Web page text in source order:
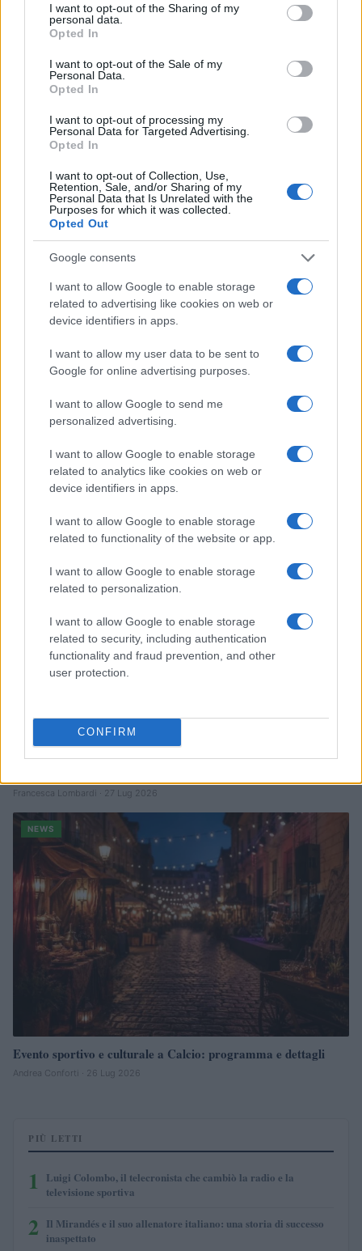
not limited to your visit or usage behaviour. You may click to
grant or deny consent to Google and its third-party tags to
use your data for below specified purposes in below Google
consent section.
I want to opt-out of the Sharing of my
personal data.
Opted In
I want to opt-out of the Sale of my
Personal Data.
Opted In
I want to opt-out of processing my
Personal Data for Targeted Advertising.
Opted In
I want to opt-out of Collection, Use,
Retention, Sale, and/or Sharing of my
Personal Data that Is Unrelated with the
Purposes for which it was collected.
Opted Out
Google consents
I want to allow Google to enable storage
related to advertising like cookies on web or
device identifiers in apps.
I want to allow my user data to be sent to
Google for online advertising purposes.
I want to allow Google to send me
personalized advertising.
I want to allow Google to enable storage
related to analytics like cookies on web or
device identifiers in apps.
I want to allow Google to enable storage
related to functionality of the website or app.
I want to allow Google to enable storage
related to personalization.
I want to allow Google to enable storage
related to security, including authentication
functionality and fraud prevention, and other
user protection.
CONFIRM
Continua a leggere
CSI Bergamo: Tra Corsi, Eventi e Protezione dei Dati
Personali
Francesca Lombardi · 29 Lug 2026
Quando il gioco di squadra insegna a vivere: calcio, storia e
Francesca Lombardi · 27 Lug 2026
NEWS
Evento sportivo e culturale a Calcio: programma e dettagli
Andrea Conforti · 26 Lug 2026
PIÙ LETTI
1
Luigi Colombo, il telecronista che cambiò la radio e la
televisione sportiva
2 Il Mirandés e il suo allenatore italiano: una storia di successo
inaspettato